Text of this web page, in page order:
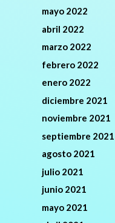
mayo 2022
abril 2022
marzo 2022
febrero 2022
enero 2022
diciembre 2021
noviembre 2021
septiembre 2021
agosto 2021
julio 2021
junio 2021
mayo 2021